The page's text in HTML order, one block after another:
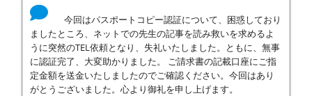
今回はパスポートコピー認証について、困惑しており
ましたところ、ネットでの先生の記事を読み救いを求めるよ
うに突然のTEL依頼となり、失礼いたしました。ともに、無事
に認証完了、大変助かりました。 ご請求書の記載口座にご指
定金額を送金いたしましたのでご確認ください。今回はあり
がとうございました。心より御礼を申し上げます。